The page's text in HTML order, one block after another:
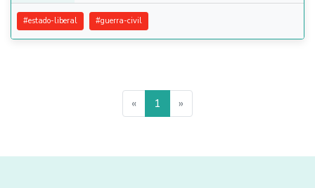
#estado-liberal #guerra-civil
« 1 »